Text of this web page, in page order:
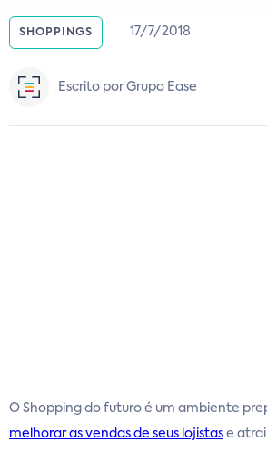
SHOPPINGS 17/7/2018
Escrito por Grupo Ease
O Shopping do futuro é um ambiente
melhorar as vendas de seus lojistas e